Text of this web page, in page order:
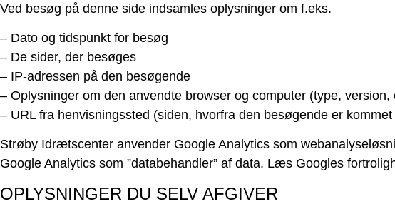
Ved besøg på denne side indsamles oplysninger om f.eks.
– Dato og tidspunkt for besøg
– De sider, der besøges
– IP-adressen på den besøgende
– Oplysninger om den anvendte browser og computer (type, version,
– URL fra henvisningssted (siden, hvorfra den besøgende er
Strøby Idrætscenter anvender Google Analytics som
Google Analytics som ”databehandler” af data. Læs Googles
OPLYSNINGER DU SELV AFGIVER